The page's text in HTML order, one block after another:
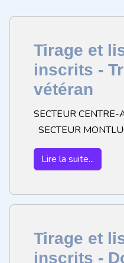
Tirage et
inscrits -
vétéran
SECTEUR CENTRE-
SECTEUR
Lire la suite...
Tirage et
inscrits -